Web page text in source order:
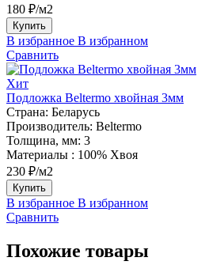
180 ₽/м2
Купить
В избранное В избранном
Сравнить
Хит
Подложка Beltermo хвойная 3мм
Страна: Беларусь
Производитель: Beltermo
Толщина, мм: 3
Материалы : 100% Хвоя
230 ₽/м2
Купить
В избранное В избранном
Сравнить
Похожие товары